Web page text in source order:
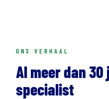
ONS VERHAAL
Al meer dan
specialist